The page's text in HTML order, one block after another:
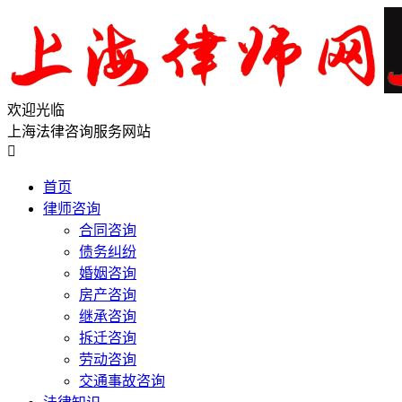
欢迎光临
上海法律咨询服务网站

首页
律师咨询
合同咨询
债务纠纷
婚姻咨询
房产咨询
继承咨询
拆迁咨询
劳动咨询
交通事故咨询